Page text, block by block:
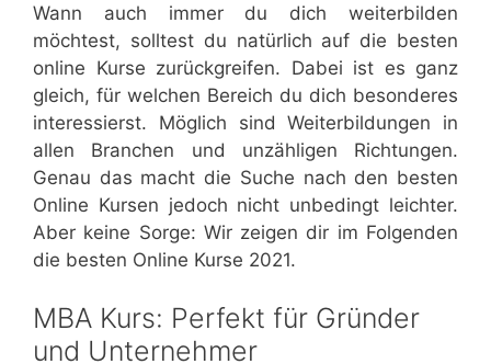
Wann auch immer du dich weiterbilden
möchtest, solltest du natürlich auf die besten
online Kurse zurückgreifen. Dabei ist es ganz
gleich, für welchen Bereich du dich besonderes
interessierst. Möglich sind Weiterbildungen in
allen Branchen und unzähligen Richtungen.
Genau das macht die Suche nach den besten
Online Kursen jedoch nicht unbedingt leichter.
Aber keine Sorge: Wir zeigen dir im Folgenden
die besten Online Kurse 2021.
MBA Kurs: Perfekt für Gründer
und Unternehmer